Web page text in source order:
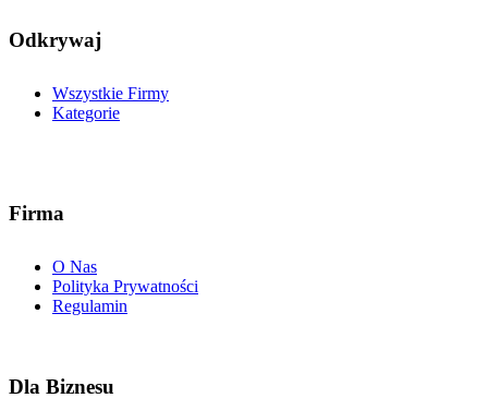
Odkrywaj
Wszystkie Firmy
Kategorie
Firma
O Nas
Polityka Prywatności
Regulamin
Dla Biznesu